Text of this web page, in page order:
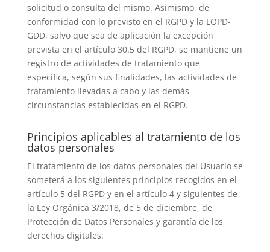
solicitud o consulta del mismo. Asimismo, de
conformidad con lo previsto en el RGPD y la LOPD-
GDD, salvo que sea de aplicación la excepción
prevista en el artículo 30.5 del RGPD, se mantiene un
registro de actividades de tratamiento que
especifica, según sus finalidades, las actividades de
tratamiento llevadas a cabo y las demás
circunstancias establecidas en el RGPD.
Principios aplicables al tratamiento de los
datos personales
El tratamiento de los datos personales del Usuario se
someterá a los siguientes principios recogidos en el
artículo 5 del RGPD y en el artículo 4 y siguientes de
la Ley Orgánica 3/2018, de 5 de diciembre, de
Protección de Datos Personales y garantía de los
derechos digitales: